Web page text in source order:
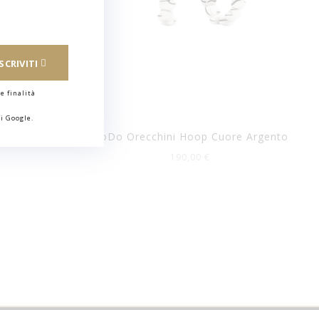
finalità
Google.
DoDo Orecchini Hoop Cuore Argento